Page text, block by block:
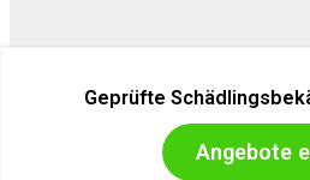
Geprüfte
Angebote
Copyright © 2026 ERASIO